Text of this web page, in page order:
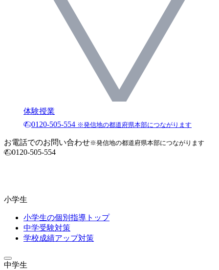
体験授業
0120-505-554 ※発信地の都道府県本部につながります
お電話でのお問い合わせ※発信地の都道府県本部につながります
0120-505-554
小学生
小学生の個別指導トップ
中学受験対策
学校成績アップ対策
中学生